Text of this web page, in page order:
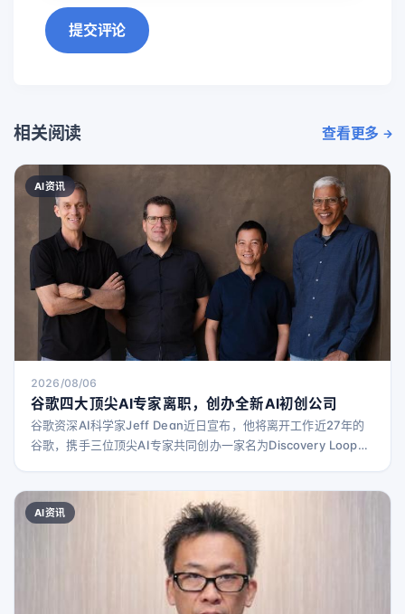
提交评论
相关阅读 查看更多
AI资讯
2026/08/06
谷歌四大顶尖AI专家离职，创办全新AI初创公司
谷歌资深AI科学家Jeff Dean近日宣布，他将离开工作近27年的
谷歌，携手三位顶尖AI专家共同创办一家名为Discovery Loop的
提出实验，实施所需步骤，评估实验，最终获得结果。”通过运行
成千上万次这样的自动化循环，Discovery Loop有望在科学、生
AI资讯